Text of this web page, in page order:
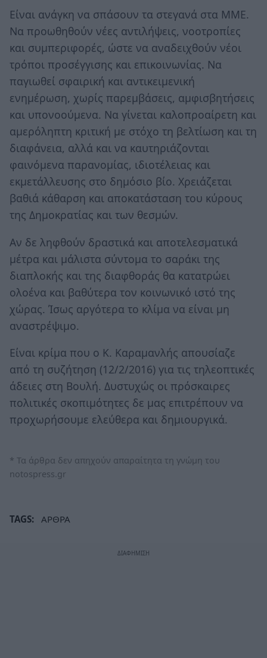
Είναι ανάγκη να σπάσουν τα στεγανά στα ΜΜΕ.
Να προωθηθούν νέες αντιλήψεις, νοοτροπίες
και συμπεριφορές, ώστε να αναδειχθούν νέοι
τρόποι προσέγγισης και επικοινωνίας. Να
παγιωθεί σφαιρική και αντικειμενική
ενημέρωση, χωρίς παρεμβάσεις, αμφισβητήσεις
και υπονοούμενα. Να γίνεται καλοπροαίρετη και
αμερόληπτη κριτική με στόχο τη βελτίωση και τη
διαφάνεια, αλλά και να καυτηριάζονται
φαινόμενα παρανομίας, ιδιοτέλειας και
εκμετάλλευσης στο δημόσιο βίο. Χρειάζεται
βαθιά κάθαρση και αποκατάσταση του κύρους
της Δημοκρατίας και των θεσμών.
Αν δε ληφθούν δραστικά και αποτελεσματικά
μέτρα και μάλιστα σύντομα το σαράκι της
διαπλοκής και της διαφθοράς θα κατατρώει
ολοένα και βαθύτερα τον κοινωνικό ιστό της
χώρας. Ίσως αργότερα το κλίμα να είναι μη
αναστρέψιμο.
Είναι κρίμα που ο Κ. Καραμανλής απουσίαζε
από τη συζήτηση (12/2/2016) για τις τηλεοπτικές
άδειες στη Βουλή. Δυστυχώς οι πρόσκαιρες
πολιτικές σκοπιμότητες δε μας επιτρέπουν να
προχωρήσουμε ελεύθερα και δημιουργικά.
* Τα άρθρα δεν απηχούν απαραίτητα τη γνώμη του
notospress.gr
TAGS: ΑΡΘΡΑ